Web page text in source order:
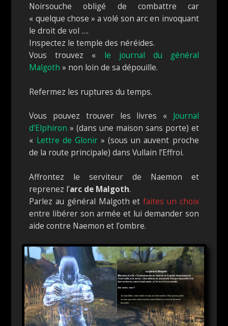
Noirsouche obligé de combattre car
« quelque chose » a volé son arc en invoquant
le droit de vol ….
Inspectez le temple des néréides.
Vous trouvez « le journal du général
Malgoth » non loin de sa dépouille.
Refermez les ruptures du temps.
Vous pouvez trouver les livres « Journal
d’Elphiron » (dans une maison sans porte) et
« Lettre de Glonir» (sous un auvent proche
de la route principale) dans Vullain l’Effroi.
Affrontez le serviteur de Naemon et
reprenez l’arc de Malgoth.
Parlez au général Malgoth etfaites un choix
entre libérer son armée et lui demander son
aide contre Naemon et l’ombre.